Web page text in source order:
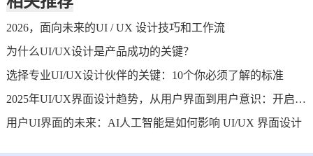
2026，面向未来的UI / UX 设计技巧和工作流
为什么UI/UX设计是产品成功的关键？
选择专业UI/UX设计伙伴的关键：10个你必须了解的标准
2025年UI/UX界面设计趋势，从用户界面到用户意识：开启人机交互的新纪元
用户UI界面的未来：AI人工智能是如何影响 UI/UX 界面设计